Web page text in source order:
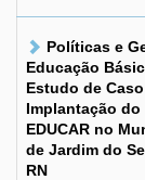
Políticas e
Educação
Estudo de
Implantação do
EDUCAR no
de Jardim do
RN